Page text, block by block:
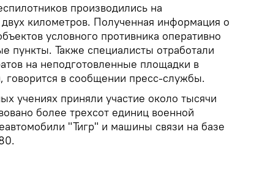
производились на
километров. Полученная информация о
условного противника оперативно
пункты. Также специалисты отработали
на неподготовленные площадки в
говорится в сообщении пресс-службы.
учениях приняли участие около тысячи
более трехсот единиц военной
"Тигр" и машины связи на базе